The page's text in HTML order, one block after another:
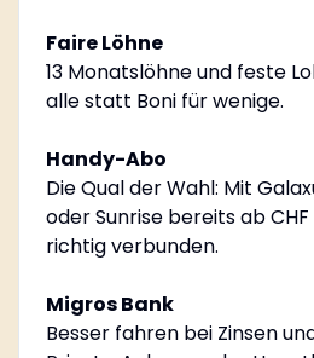
Faire Löhne
13 Monatslöhne und feste
alle statt Boni für wenige.
Handy-Abo
Die Qual der Wahl: Mit
oder Sunrise bereits ab
richtig verbunden.
Migros Bank
Besser fahren bei Zinsen